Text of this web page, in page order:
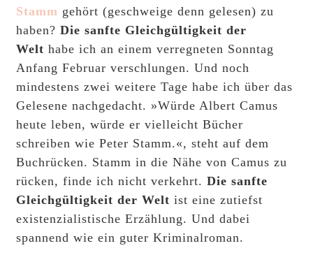
Stamm gehört (geschweige denn gelesen) zu
haben? Die sanfte Gleichgültigkeit der
Welt habe ich an einem verregneten Sonntag
Anfang Februar verschlungen. Und noch
mindestens zwei weitere Tage habe ich über das
Gelesene nachgedacht. »Würde Albert Camus
heute leben, würde er vielleicht Bücher
schreiben wie Peter Stamm.«, steht auf dem
Buchrücken. Stamm in die Nähe von Camus zu
rücken, finde ich nicht verkehrt. Die sanfte
Gleichgültigkeit der Welt ist eine zutiefst
existenzialistische Erzählung. Und dabei
spannend wie ein guter Kriminalroman.